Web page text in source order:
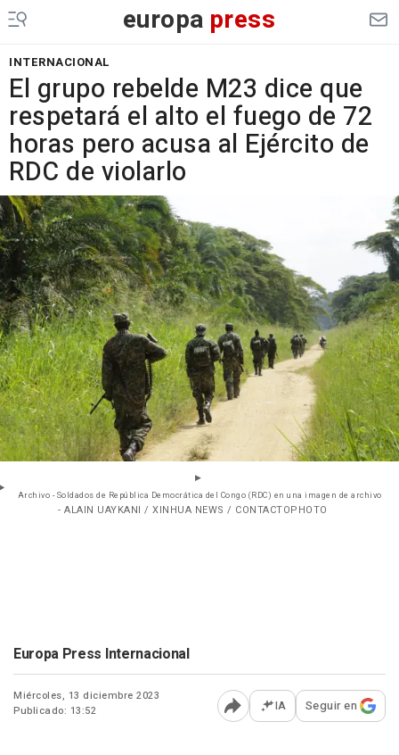
europa press
INTERNACIONAL
El grupo rebelde M23 dice que
respetará el alto el fuego de 72
horas pero acusa al Ejército de
RDC de violarlo
Archivo - Soldados de República Democrática del Congo (RDC) en una imagen de archivo
- ALAIN UAYKANI / XINHUA NEWS / CONTACTOPHOTO
Europa Press Internacional
Miércoles, 13 diciembre 2023
Publicado: 13:52
Abrir opciones para
IA Seguir en